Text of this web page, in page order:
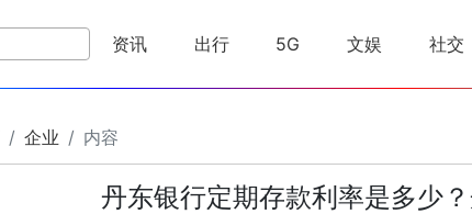
资讯 出行 5G 文娱 社交
企业 内容
丹东银行定期存款利率是多少